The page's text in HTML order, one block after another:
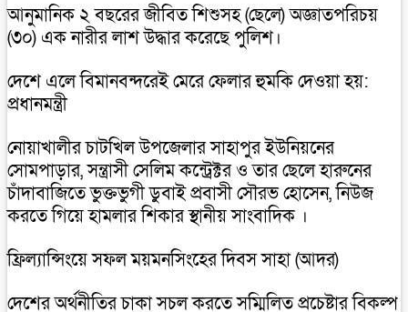
আনুমানিক ২ বছরের জীবিত শিশুসহ (ছেলে) অজ্ঞাতপরিচয়
(৩০) এক নারীর লাশ উদ্ধার করেছে পুলিশ।
দেশে এলে বিমানবন্দরেই মেরে ফেলার হুমকি দেওয়া হয়:
প্রধানমন্ত্রী
নোয়াখালীর চাটখিল উপজেলার সাহাপুর ইউনিয়নের
সোমপাড়ার, সন্ত্রাসী সেলিম কন্ট্রেক্টর ও তার ছেলে হারুনের
চাঁদাবাজিতে ভুক্তভুগী ডুবাই প্রবাসী সৌরভ হোসেন, নিউজ
করতে গিয়ে হামলার শিকার স্থানীয় সাংবাদিক ।
ফ্রিল্যান্সিংয়ে সফল ময়মনসিংহের দিবস সাহা (আদর)
দেশের অর্থনীতির চাকা সচল করতে সম্মিলিত প্রচেষ্টার বিকল্প